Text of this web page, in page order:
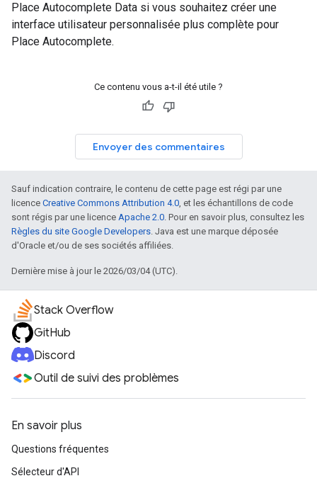
Place Autocomplete Data si vous souhaitez créer une
interface utilisateur personnalisée plus complète pour
Place Autocomplete.
Ce contenu vous a-t-il été utile ?
Envoyer des commentaires
Sauf indication contraire, le contenu de cette page est régi par une
licence Creative Commons Attribution 4.0, et les échantillons de code
sont régis par une licence Apache 2.0. Pour en savoir plus, consultez les
Règles du site Google Developers. Java est une marque déposée
d'Oracle et/ou de ses sociétés affiliées.
Dernière mise à jour le 2026/03/04 (UTC).
Stack Overflow
GitHub
Discord
Outil de suivi des problèmes
En savoir plus
Questions fréquentes
Sélecteur d'API